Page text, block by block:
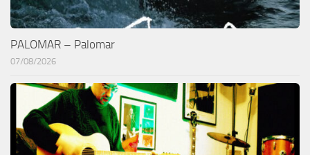
PALOMAR – Palomar
07/08/2026